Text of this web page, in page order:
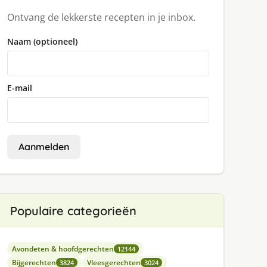
Ontvang de lekkerste recepten in je inbox.
Naam (optioneel)
E-mail
Aanmelden
Populaire categorieën
Avondeten & hoofdgerechten 12144
Bijgerechten 3824 Vleesgerechten 3024